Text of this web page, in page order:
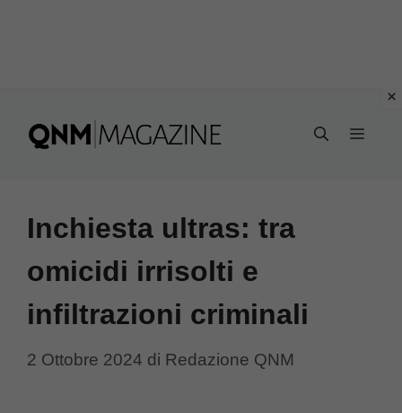
Inchiesta ultras: tra
omicidi irrisolti e
infiltrazioni criminali
2 Ottobre 2024 di Redazione QNM